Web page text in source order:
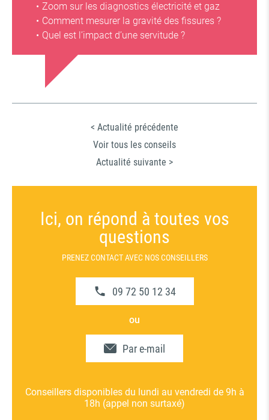
Zoom sur les diagnostics électricité et gaz
Comment mesurer la gravité des fissures ?
Quel est l’impact d’une servitude ?
< Actualité précédente
Voir tous les conseils
Actualité suivante >
Ici, on répond à toutes vos
questions
PRENEZ CONTACT AVEC NOS CONSEILLERS
09 72 50 12 34
ou
Par e-mail
Conseillers disponibles du lundi au vendredi de 9h à
18h (appel non surtaxé)